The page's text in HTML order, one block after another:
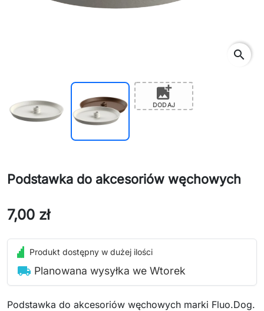
search
add_photo_alternate
DODAJ
Podstawka do akcesoriów węchowych
7,00 zł
Produkt dostępny w dużej ilości
local_shipping Planowana wysyłka we Wtorek
Podstawka do akcesoriów węchowych marki Fluo.Dog.